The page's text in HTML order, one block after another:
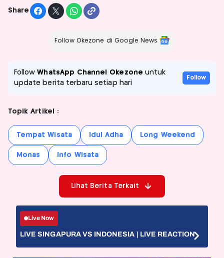
Share
Follow Okezone di Google News
FollowWhatsApp Channel Okezone untuk
update berita terbaru setiap hari
Follow
Topik Artikel :
Tempat Wisata Idul Adha Long Weekend
Monas Info Wisata
Lihat Berita Terkait
Live Now
LIVE SINGAPURA VS INDONESIA | LIVE REACTION